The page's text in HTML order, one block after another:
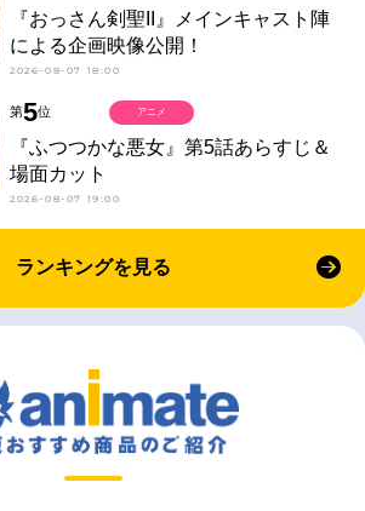
『おっさん剣聖II』メインキャスト陣
による企画映像公開！
2026-08-07 18:00
第5位
『ふつつかな悪女』第5話あらすじ＆
場面カット
2026-08-07 19:00
アニメ
ランキングを見る